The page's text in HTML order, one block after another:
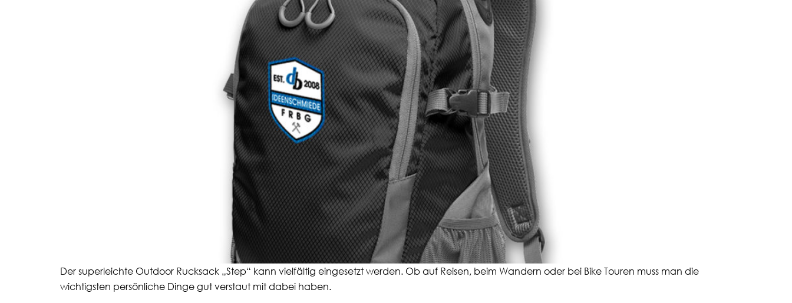
Der superleichte Outdoor Rucksack „Step“ kann vielfältig eingesetzt werden. Ob auf Reisen, beim Wandern oder bei Bike Touren muss man die
wichtigsten persönliche Dinge gut verstaut mit dabei haben.